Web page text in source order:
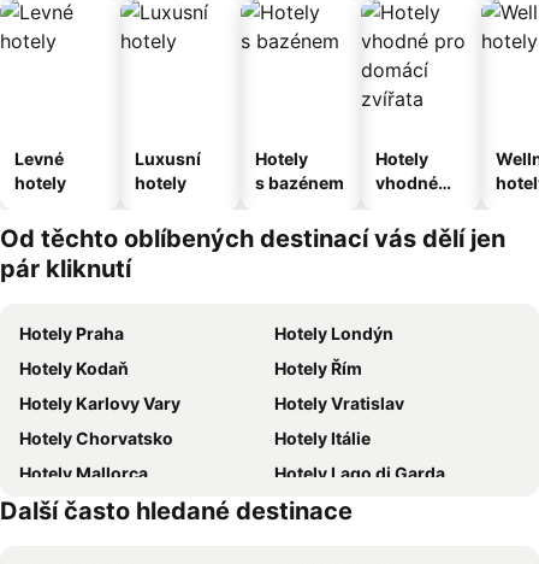
Levné
hotely
Luxusní
hotely
Hotely
s bazénem
Hotely
vhodné
domácí
zvířata
Od těchto oblíbených destinací vás dělí jen
pár kliknutí
Hotely Praha
Hotely Londýn
Hotely Kodaň
Hotely Řím
Hotely Karlovy Vary
Hotely Vratislav
Hotely Chorvatsko
Hotely Itálie
Hotely Mallorca
Hotely Lago di Garda
Hotely Vysočina
Hotely Istrie
Další často hledané destinace